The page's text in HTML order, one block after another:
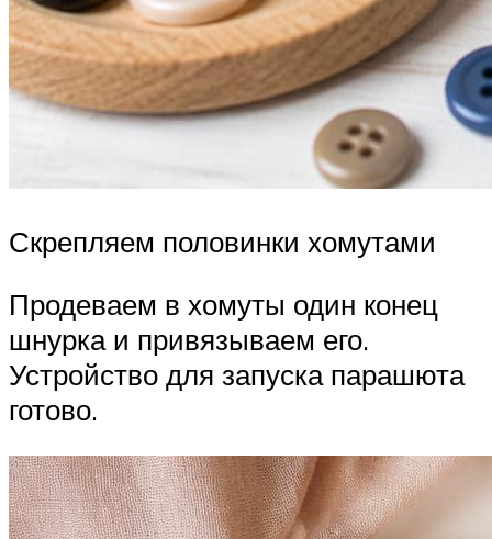
Скрепляем половинки хомутами
Продеваем в хомуты один конец
шнурка и привязываем его.
Устройство для запуска парашюта
готово.